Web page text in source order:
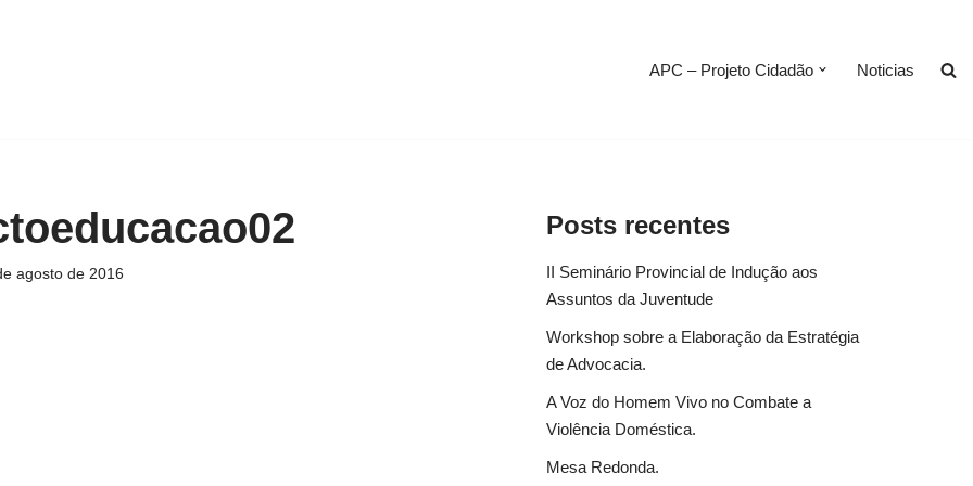
APC – Projeto Cidadão Noticias
agosto de 2016
Posts recentes
II Seminário Provincial de Indução aos
Assuntos da Juventude
Workshop sobre a Elaboração da Estratégia
de Advocacia.
A Voz do Homem Vivo no Combate a
Violência Doméstica.
Mesa Redonda.